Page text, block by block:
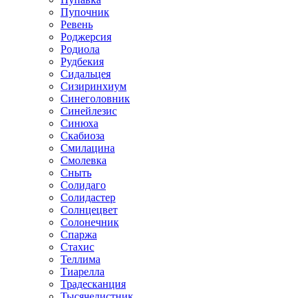
Пупочник
Ревень
Роджерсия
Родиола
Рудбекия
Сидальцея
Сизиринхиум
Синеголовник
Синейлезис
Синюха
Скабиоза
Смилацина
Смолевка
Сныть
Солидаго
Солидастер
Солнцецвет
Солонечник
Спаржа
Стахис
Теллима
Тиарелла
Традесканция